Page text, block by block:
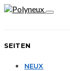
SEITEN
NEUX